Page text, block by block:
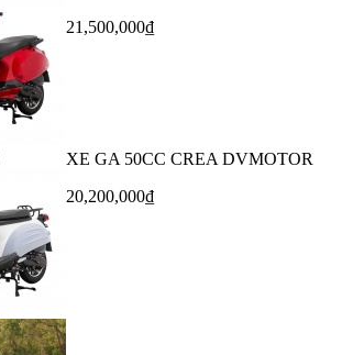
21,500,000₫
XE GA 50CC CREA DVMOTOR
20,200,000₫